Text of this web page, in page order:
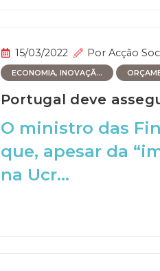
15/03/2022 Por Acção
ECONOMIA, INOVAÇÃ...
Portugal deve
O ministro das
que, apesar da
na Ucr...